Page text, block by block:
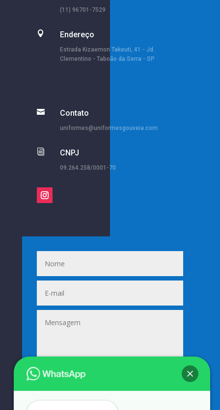
(11) 96701-7529
 Endereço
Estrada Kizaemon Takeuti, 41 - Jd.
Clementino - Taboão da Serra - SP
 Contato
uniformes@uniformesgouveia.com
i CNPJ
09.264.258/0001-70
14 + 7=